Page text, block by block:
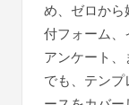
め、ゼロか
付フォーム、
アンケート
でも、テン